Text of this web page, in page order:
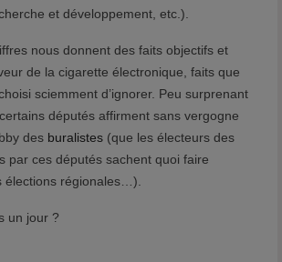
et développement, etc.).
nous donnent des faits objectifs et
de la cigarette électronique, faits que
sciemment d’ignorer. Peu surprenant
députés affirment sans vergogne
des buralistes (que les électeurs des
par ces députés sachent quoi faire
élections régionales…).
un jour ?